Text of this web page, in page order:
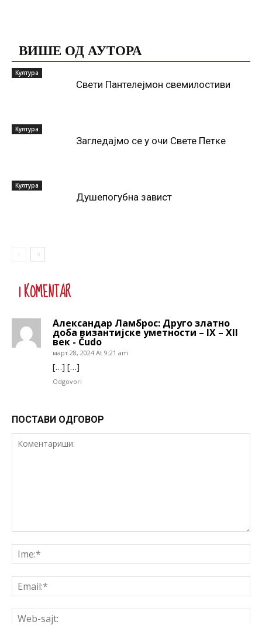
ВИШЕ ОД АУТОРА
Култура
Свети Пантелејмон свемилостиви
Култура
Загледајмо се у очи Свете Петке
Култура
Душепогубна завист
1 KOMENTAR
Александар Ламброс: Друго златно
доба византијске уметности – IX – XII
век - Čudo
март 28, 2024 At 9:21 am
[…] […]
Odgovori
ПОСТАВИ ОДГОВОР